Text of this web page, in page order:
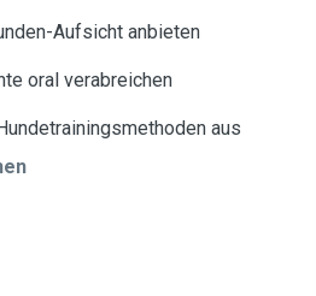
Aufsicht anbieten
oral verabreichen
aus